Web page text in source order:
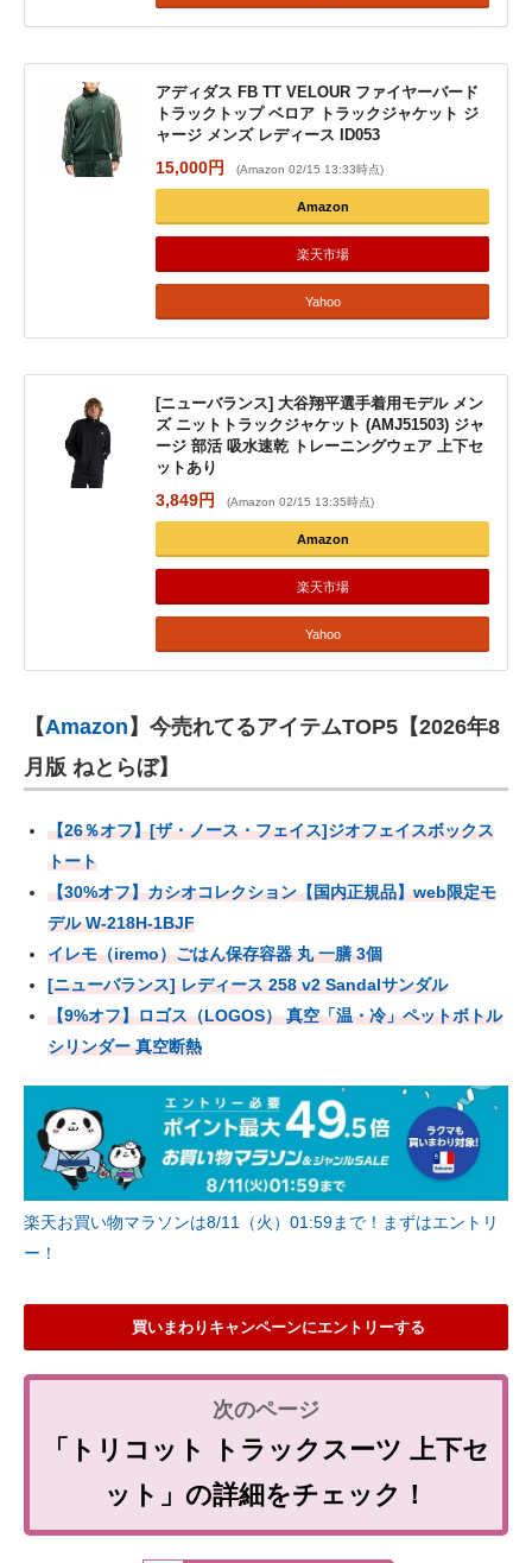
アディダス FB TT VELOUR ファイヤーバード
トラックトップ ベロア トラックジャケット ジ
ャージ メンズ レディース ID053
15,000円 (Amazon 02/15 13:33時点)
Amazon
楽天市場
Yahoo
[ニューバランス] 大谷翔平選手着用モデル メン
ズ ニットトラックジャケット (AMJ51503) ジャ
ージ 部活 吸水速乾 トレーニングウェア 上下セ
ットあり
3,849円 (Amazon 02/15 13:35時点)
Amazon
楽天市場
Yahoo
【Amazon 】今売れてるアイテムTOP5【2026年8
月版 ねとらぼ】
【26％オフ】[ザ・ノース・フェイス]ジオフェイスボックス
トート
【30%オフ】カシオコレクション【国内正規品】web限定モ
デル W-218H-1BJF
イレモ（iremo）ごはん保存容器 丸 一膳 3個
[ニューバランス] レディース 258 v2 Sandalサンダル
【9%オフ】ロゴス（LOGOS） 真空「温・冷」ペットボトル
シリンダー 真空断熱
楽天お買い物マラソンは8/11（火）01:59まで！まずはエントリ
ー！
買いまわりキャンペーンにエントリーする
「トリコット トラックスーツ 上下セ
ット」の詳細をチェック！